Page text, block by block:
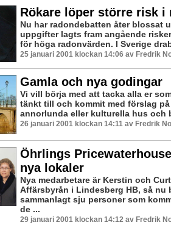
Rökare löper större risk i
Nu har radondebatten åter blossat
uppgifter lagts fram angående
för höga radonvärden. I Sverige
25 januari 2001 klockan 14:06 av Fredrik
Gamla och nya godingar
Vi vill börja med att tacka alla er
tänkt till och kommit med förslag på
annorlunda eller kulturella hus och
26 januari 2001 klockan 14:11 av Fredrik
Öhrlings
nya lokaler
Nya medarbetare är Kerstin och
Affärsbyrån i Lindesberg HB, så nu
sammanlagt sju personer som
de ...
29 januari 2001 klockan 14:12 av Fredrik